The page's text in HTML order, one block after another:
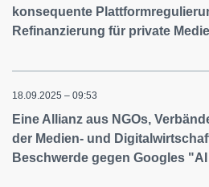
konsequente
Refinanzierung für private
18.09.2025 – 09:53
Eine Allianz aus NGOs,
der Medien- und
Beschwerde gegen Googles